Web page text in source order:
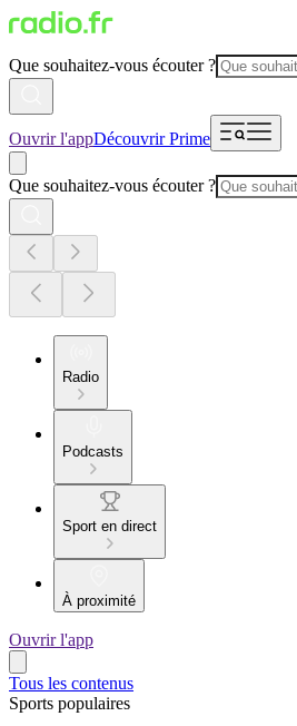
Que souhaitez-vous écouter ?
Ouvrir l'appDécouvrir Prime
Que souhaitez-vous écouter ?
Radio
Podcasts
Sport en direct
À proximité
Ouvrir l'app
Tous les contenus
Sports populaires